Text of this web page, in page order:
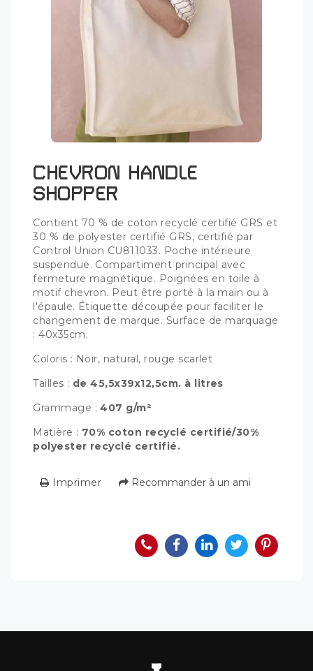
CHEVRON HANDLE
SHOPPER
Contient 70 % de coton recyclé certifié GRS et
30 % de polyester certifié GRS, certifié par
Control Union CU811033. Poche intérieure
suspendue. Compartiment principal avec
fermeture magnétique. Poignées en toile à
motif chevron. Peut être porté à la main ou à
l'épaule. Étiquette découpée pour faciliter le
changement de marque. Surface de marquage
: 40x35cm.
Coloris : Noir, natural, rouge scarlet
Tailles : de 45,5x39x12,5cm. à litres
Grammage :407 g/m²
Matière : 70% coton recyclé certifié/30%
polyester recyclé certifié.
Imprimer Recommander à un ami